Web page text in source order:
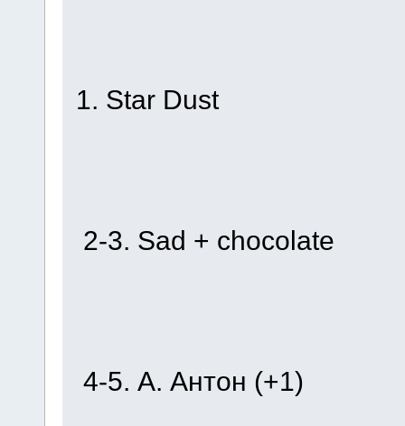
1. Star Dust
2-3. Sad + chocolate
4-5. А. Антон (+1)